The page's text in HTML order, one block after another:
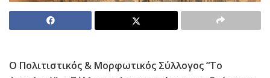
Ο Πολιτιστικός & Μορφωτικός Σύλλογος “Το